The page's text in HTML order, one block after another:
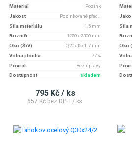
Materiál
Pozink
Jakost
Pozinkované před..
Síla materiálu
1.5 mm
Rozměr
1250 x 2500 mm
Oko (ŠxV)
Q20x15x1, 7 mm
Volná plocha
77 %
Povrch
Bez úpravy
Dostupnost
skladem
795 Kč / ks
657 Kč bez DPH / ks
Síla
Oko